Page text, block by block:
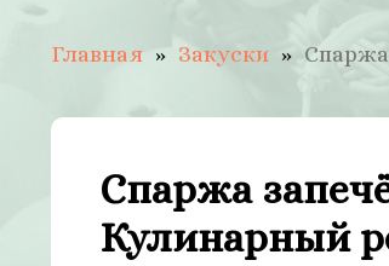
Главная Закуски
Спаржа
Кулинарный